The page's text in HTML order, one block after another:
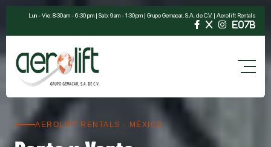
Lun - Vie: 8:30 am - 6:30 pm | Sab: 9 am - 1:30 pm | Grupo Gemacar, S.A. de C.V. | Aerolift Rentals
AEROLIFT RENTALS · MÉXICO